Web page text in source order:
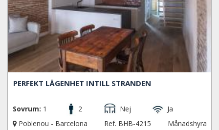
PERFEKT LÄGENHET INTILL STRANDEN
Sovrum: 1 2 Nej
Ja
Poblenou - Barcelona
Ref. BHB-4215 Månadshyra